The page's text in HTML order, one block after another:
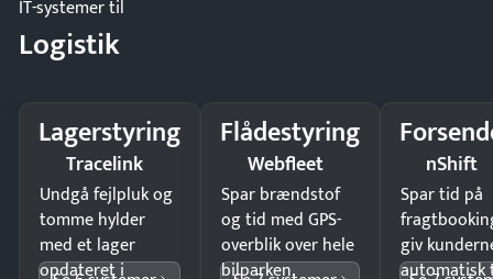
IT-systemer til
Logistik
Lagerstyring
Tracelink
Undgå fejlpluk og
tomme hylder
med et lager
opdateret i
Flådestyring
Webfleet
Spar brændstof
og tid med GPS-
overblik over hele
bilparken.
nShift
Spar tid på
giv
automatisk